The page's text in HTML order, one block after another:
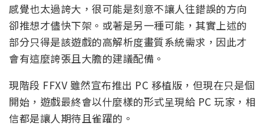
感覺也太過誇大，很可能是刻意不讓人往錯誤的方向
卻推想才儘快下架。或著是另一種可能，其實上述的
部分只得是該遊戲的高解析度畫質系統需求，因此才
會有這麼誇張且大膽的建議配備。
現階段 FFXV 雖然宣布推出 PC 移植版，但現在只是個
開始，遊戲最終會以什麼樣的形式呈現給 PC 玩家，相
信都是讓人期待且雀躍的。